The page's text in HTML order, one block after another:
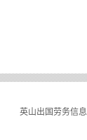
英山出国劳务信息